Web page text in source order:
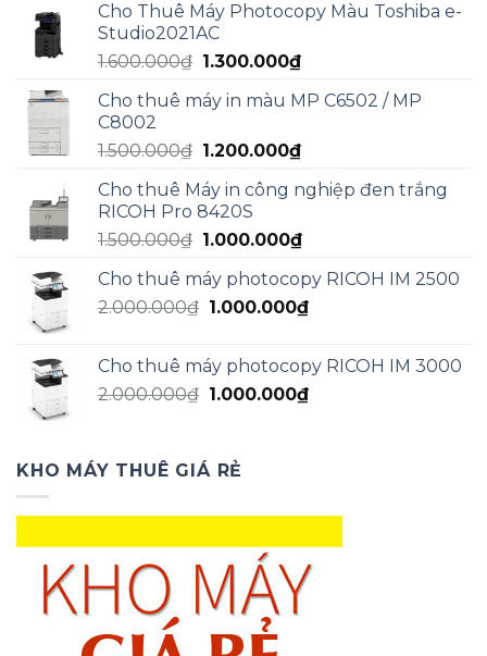
là:
1.600.000₫.
tại
1.300.000₫.
Cho Thuê Máy Photocopy Màu Toshiba e-
Studio2021AC
1.600.000₫ Giá
là:
1.300.000₫Giá
tại
1.300.000₫.
Cho thuê máy in màu MP C6502 / MP
C8002
1.500.000₫ Giá
là:
1.500.000₫.
1.200.000₫Giá
tại
1.200.000₫.
Cho thuê Máy in công nghiệp đen trắng
RICOH Pro 8420S
1.500.000₫ Giá
là:
1.500.000₫.
1.000.000₫Giá
tại
là:
Cho thuê máy photocopy RICOH IM 2500
2.000.000₫ Giá
2.000.000₫.
1.000.000₫Giá
là:
1.000.000₫.
Cho thuê máy photocopy RICOH IM 3000
2.000.000₫ Giá
2.000.000₫.
1.000.000₫Giá
KHO MÁY THUÊ GIÁ RẺ